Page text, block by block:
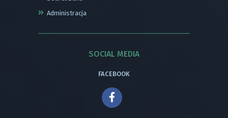
Administracja
SOCIAL MEDIA
FACEBOOK